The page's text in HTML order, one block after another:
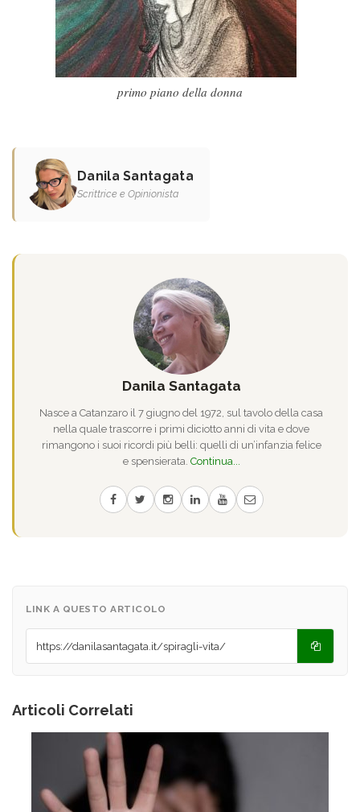
primo piano della donna
Danila Santagata
Scrittrice e Opinionista
Danila Santagata
Nasce a Catanzaro il 7 giugno del 1972, sul tavolo della casa
nella quale trascorre i primi diciotto anni di vita e dove
rimangono i suoi ricordi più belli: quelli di un’infanzia felice
e spensierata. Continua...
LINK A QUESTO ARTICOLO
Articoli Correlati